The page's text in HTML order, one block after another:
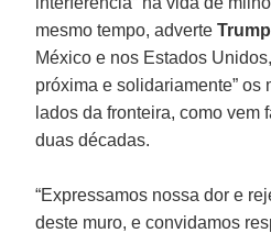
mesmo tempo, adverteTrump
México e nos Estados
próxima e solidariamente” os
lados da fronteira, como vem
duas décadas.
“Expressamos nossa dor e
deste muro, e convidamos